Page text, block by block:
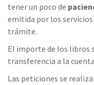
tener un poco de
emitida por los
trámite.
El importe de los libros
transferencia a la cuenta
Las peticiones se